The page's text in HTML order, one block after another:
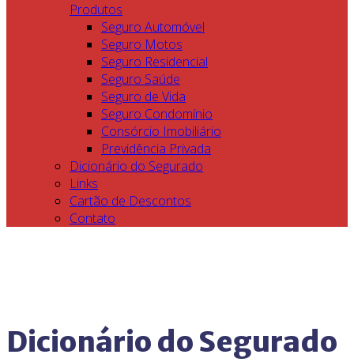
Produtos
Seguro Automóvel
Seguro Motos
Seguro Residencial
Seguro Saúde
Seguro de Vida
Seguro Condomínio
Consórcio Imobiliário
Previdência Privada
Dicionário do Segurado
Links
Cartão de Descontos
Contato
Dicionário do Segurado